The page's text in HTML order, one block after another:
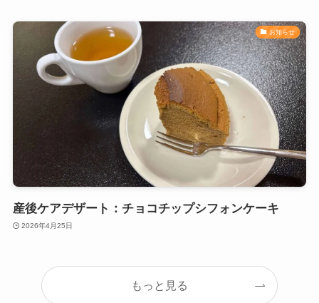
お知らせ
産後ケアデザート：チョコチップシフォンケーキ
2026年4月25日
もっと見る